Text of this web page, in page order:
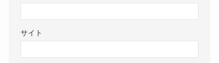
サイト